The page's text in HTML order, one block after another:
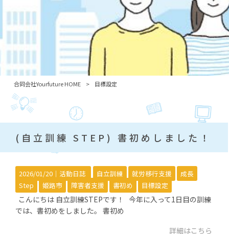
合同会社Yourfuture HOME > 目標設定
(自立訓練 STEP) 書初めしました！
2026/01/20｜ 活動日誌 自立訓練 就労移行支援
成長
Step
姫路市 障害者支援 書初め 目標設定
こんにちは 自立訓練STEPです！ 今年に入って1日目の訓練
では、書初めをしました。 書初め
詳細はこちら